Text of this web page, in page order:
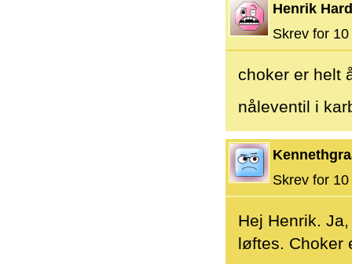
Henrik
Skrev for
choker er helt
nåleventil i
Skrev for
Hej Henrik.
løftes. Choker